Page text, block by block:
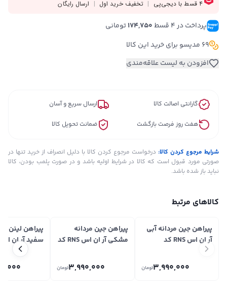
پرداخت در ۴ قسط 174,750 تومانی
69 مدیسو برای خرید این کالا
افزودن به لیست علاقه‌مندی
گارانتی اصالت کالا ارسال سریع و آسان
هفت روز فرصت بازگشت ضمانت تحویل کالا
شرایط مرجوع کردن کالا: درخواست مرجوع کردن کالا با دلیل انصراف از خرید تنها در
صورتی مورد قبول است که کالا در شرایط اولیه باشد و در صورت پلمب بودن، کالا
نباید باز شده باشد.
کالاهای مرتبط
پیراهن جین مردانه آبی
آر ان اس RNS کد
12202780
3,990,000تومان
پیراهن جین مردانه
مشکی آر ان اس RNS کد
3,990,000تومان
پیراهن لینن
12202757